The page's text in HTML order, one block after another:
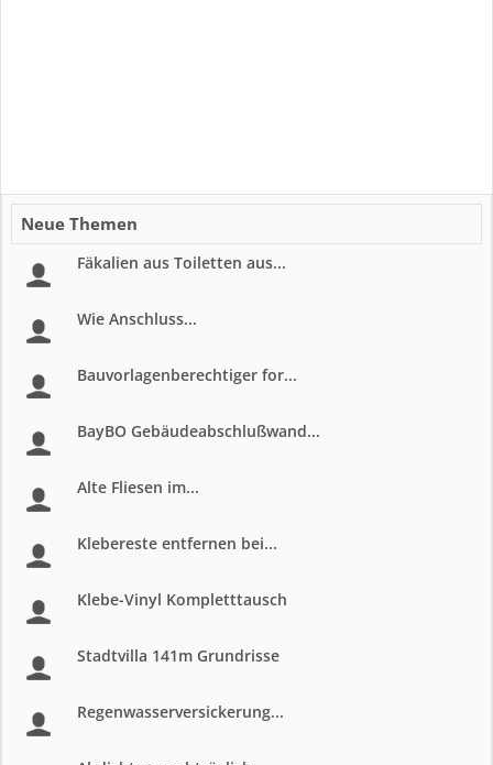
Neue Themen
Fäkalien aus Toiletten aus...
Wie Anschluss...
Bauvorlagenberechtiger for...
BayBO Gebäudeabschlußwand...
Alte Fliesen im...
Klebereste entfernen bei...
Klebe-Vinyl Kompletttausch
Stadtvilla 141m Grundrisse
Regenwasserversickerung...